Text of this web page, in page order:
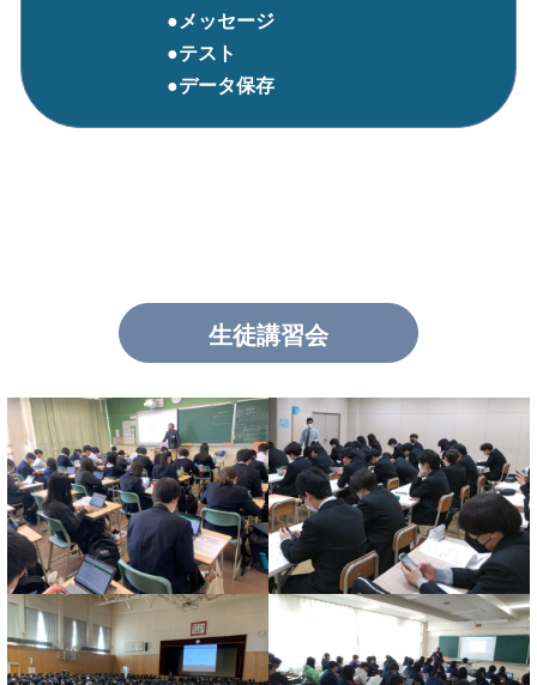
●メッセージ
●テスト
●データ保存
生徒講習会